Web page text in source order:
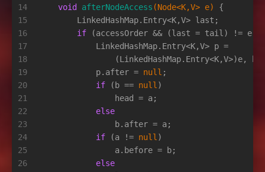
14
15
16
17
18
19
20
21
22
23
24
25
26
void
afterNodeAccess (Node<K,V> e)
{
        LinkedHashMap.Entry<K,V> last;
if (accessOrder && (last = tail) != e)
            LinkedHashMap.Entry<K,V> p =
(LinkedHashMap.Entry<K,V>)e, b
            p.after =
null ;
if (b == null )
                head = a;
else
                b.after = a;
if (a != null )
                a.before = b;
else